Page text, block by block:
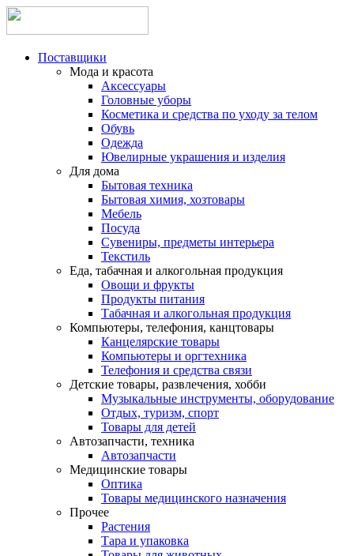
Поставщики
Мода и красота
Аксессуары
Головные уборы
Косметика и средства по уходу за телом
Обувь
Одежда
Ювелирные украшения и изделия
Для дома
Бытовая техника
Бытовая химия, хозтовары
Мебель
Посуда
Сувениры, предметы интерьера
Текстиль
Еда, табачная и алкогольная продукция
Овощи и фрукты
Продукты питания
Табачная и алкогольная продукция
Компьютеры, телефония, канцтовары
Канцелярские товары
Компьютеры и оргтехника
Телефония и средства связи
Детские товары, развлечения, хобби
Музыкальные инструменты, оборудование
Отдых, туризм, спорт
Товары для детей
Автозапчасти, техника
Автозапчасти
Медицинские товары
Оптика
Товары медицинского назначения
Прочее
Растения
Тара и упаковка